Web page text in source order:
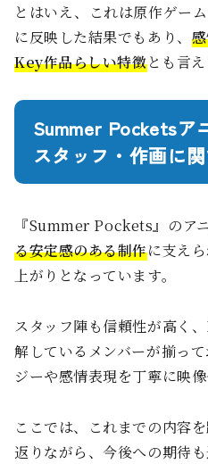
とはいえ、これは原作ゲー
に反映した結果でもあり、
Key作品らしい特徴とも言え
Summer Pocketsア
スタッフ・作画に
『Summer Pockets』のア
る安定感のある制作に支え
上がりとなっています。
スタッフ陣も信頼性が高く
解しているメンバーが揃っ
ジーや感情表現を丁寧に映像
ここでは、これまでの内容
返りながら、今後への期待も